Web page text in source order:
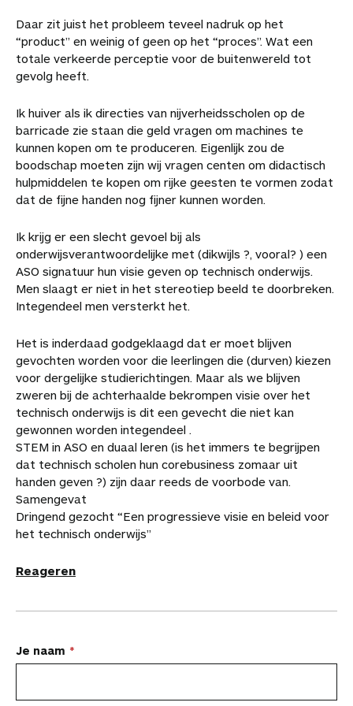
Daar zit juist het probleem teveel nadruk op het
“product” en weinig of geen op het “proces”. Wat een
totale verkeerde perceptie voor de buitenwereld tot
gevolg heeft.
Ik huiver als ik directies van nijverheidsscholen op de
barricade zie staan die geld vragen om machines te
kunnen kopen om te produceren. Eigenlijk zou de
boodschap moeten zijn wij vragen centen om didactisch
hulpmiddelen te kopen om rijke geesten te vormen zodat
dat de fijne handen nog fijner kunnen worden.
Ik krijg er een slecht gevoel bij als
onderwijsverantwoordelijke met (dikwijls ?, vooral? ) een
ASO signatuur hun visie geven op technisch onderwijs.
Men slaagt er niet in het stereotiep beeld te doorbreken.
Integendeel men versterkt het.
Het is inderdaad godgeklaagd dat er moet blijven
gevochten worden voor die leerlingen die (durven) kiezen
voor dergelijke studierichtingen. Maar als we blijven
zweren bij de achterhaalde bekrompen visie over het
technisch onderwijs is dit een gevecht die niet kan
gewonnen worden integendeel .
STEM in ASO en duaal leren (is het immers te begrijpen
dat technisch scholen hun corebusiness zomaar uit
handen geven ?) zijn daar reeds de voorbode van.
Samengevat
Dringend gezocht “Een progressieve visie en beleid voor
het technisch onderwijs”
Reageren
L
a
Je naam